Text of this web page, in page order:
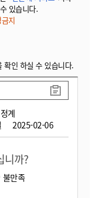
있습니다.
지
인 하실 수 있습니다.
계
2025-02-06
니까?
불만족